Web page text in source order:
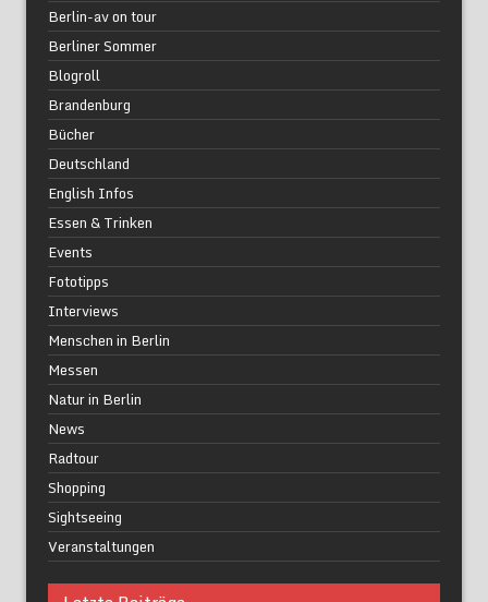
Berlin-av on tour
Berliner Sommer
Blogroll
Brandenburg
Bücher
Deutschland
English Infos
Essen & Trinken
Events
Fototipps
Interviews
Menschen in Berlin
Messen
Natur in Berlin
News
Radtour
Shopping
Sightseeing
Veranstaltungen